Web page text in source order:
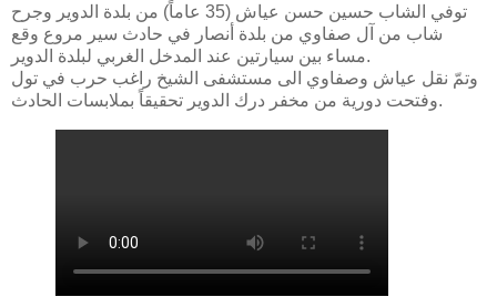
توفي الشاب حسين حسن عياش (35 عاماً) من بلدة الدوير وجرح
شاب من آل صفاوي من بلدة أنصار في حادث سير مروع وقع
مساء بين سيارتين عند المدخل الغربي لبلدة الدوير.
وتمّ نقل عياش وصفاوي الى مستشفى الشيخ راغب حرب في تول
وفتحت دورية من مخفر درك الدوير تحقيقاً بملابسات الحادث.